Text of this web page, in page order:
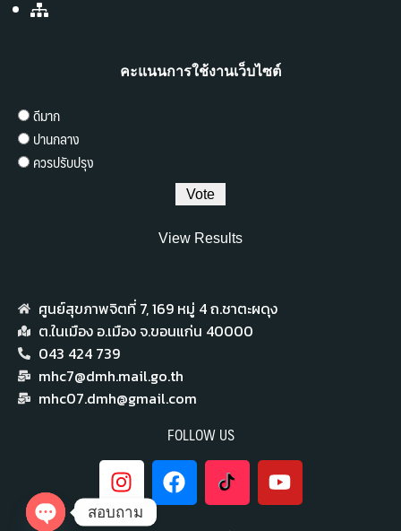
คะแนนการใช้งานเว็บไซต์
ดีมาก
ปานกลาง
ควรปรับปรุง
View Results
ศูนย์สุขภาพจิตที่ 7,​ 169 หมู่ 4 ถ.ชาตะผดุง
ต.ในเมือง อ.เมือง จ.ขอนแก่น 40000
043 424 739
mhc7@dmh.mail.go.th
mhc07.dmh@gmail.com
FOLLOW US
สอบถาม